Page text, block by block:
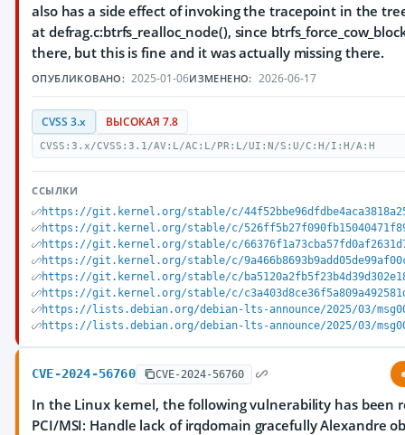
also has a side effect of invoking the tracepoint in the
at defrag.c:btrfs_realloc_node(), since
there, but this is fine and it was actually missing there.
ОПУБЛИКОВАНО: 2025-01-06ИЗМЕНЕНО: 2026-06-17
CVSS 3.x ВЫСОКАЯ 7.8
CVSS:3.x/CVSS:3.1/AV:L/AC:L/PR:L/UI:N/S:U/C:H/I:H/A:H
ССЫЛКИ
https://git.kernel.org/stable/c/
https://git.kernel.org/stable/c/
https://git.kernel.org/stable/c/
https://git.kernel.org/stable/c/
https://git.kernel.org/stable/c/
https://git.kernel.org/stable/c/
https://lists.debian.org/debian-lts-announce/2025/03/
https://lists.debian.org/debian-lts-announce/2025/03/
CVE-2024-56760 CVE-2024-56760
In the Linux kernel, the following vulnerability has been
PCI/MSI: Handle lack of irqdomain gracefully Alexandre